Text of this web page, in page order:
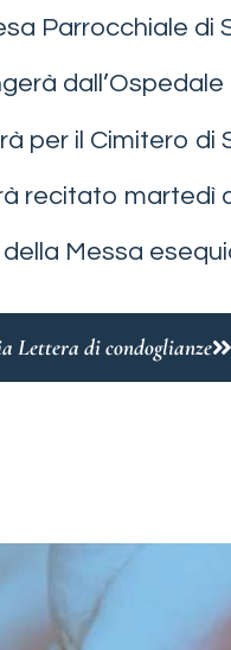
Parrocchiale di
per il Cimitero di
recitato martedì
Messa
Lettera di condoglianze